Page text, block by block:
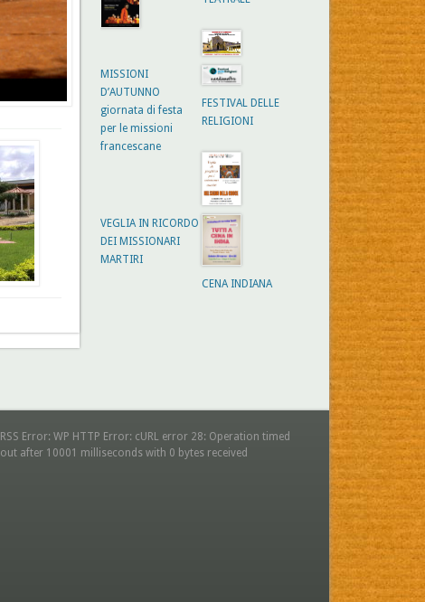
MISSIONI
D’AUTUNNO
giornata di festa
per le missioni
francescane
FESTIVAL DELLE
RELIGIONI
VEGLIA IN RICORDO
DEI MISSIONARI
MARTIRI
CENA INDIANA
RSS Error: WP HTTP Error: cURL error 28: Operation timed
out after 10001 milliseconds with 0 bytes received